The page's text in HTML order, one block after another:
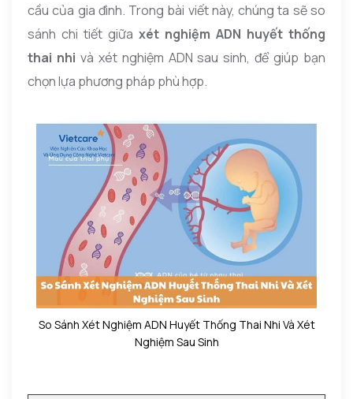
cầu của gia đình. Trong bài viết này, chúng ta sẽ so
sánh chi tiết giữa xét nghiệm ADN huyết thống
thai nhi và xét nghiệm ADN sau sinh, để giúp bạn
chọn lựa phương pháp phù hợp.
So Sánh Xét Nghiệm ADN Huyết Thống Thai Nhi Và Xét
Nghiệm Sau Sinh